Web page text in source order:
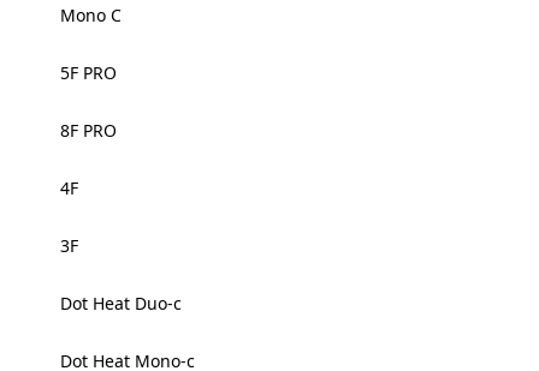
Mono C
5F PRO
8F PRO
4F
3F
Dot Heat Duo-c
Dot Heat Mono-c